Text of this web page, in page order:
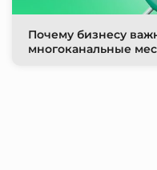
Почему бизнесу
многоканальные